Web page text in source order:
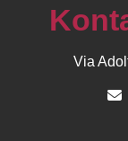
Via